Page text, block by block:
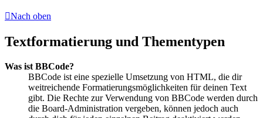
Nach oben
Textformatierung und Thementypen
Was ist BBCode?
BBCode ist eine spezielle Umsetzung von HTML, die dir
weitreichende Formatierungsmöglichkeiten für deinen Text
gibt. Die Rechte zur Verwendung von BBCode werden durch
die Board-Administration vergeben, können jedoch auch